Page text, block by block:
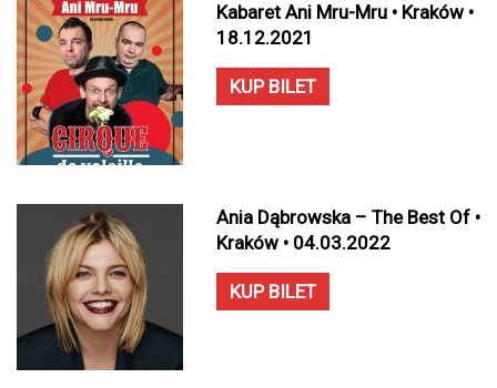
Kabaret Ani Mru-Mru • Kraków •
18.12.2021
KUP BILET
Ania Dąbrowska – The Best Of •
Kraków • 04.03.2022
KUP BILET